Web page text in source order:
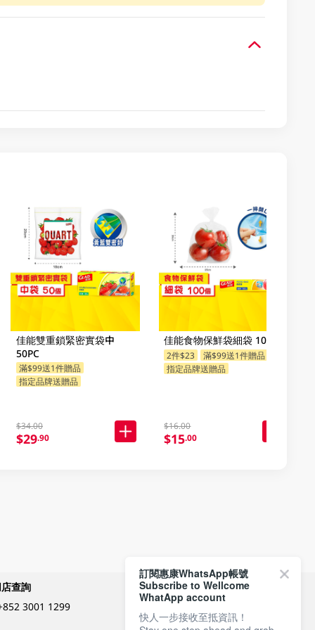
佳能雙重鎖緊密實袋中
50PC
滿$99送1件贈品
指定品牌送贈品
$34.00
$29.90
佳能食物保鮮袋細袋 100EA
2件$23
滿$99送1件贈品
指定品牌送贈品
$16.00
$15.00
查詢
3001 1299
付款方式
訂閱惠康WhatsApp帳號
Subscribe to Wellcome
WhatApp account
快人一步接收至抵資訊！